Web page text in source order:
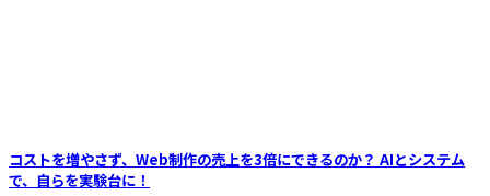
コストを増やさず、Web制作の売上を3倍にできるのか？ AIとシステム
で、自らを実験台に！